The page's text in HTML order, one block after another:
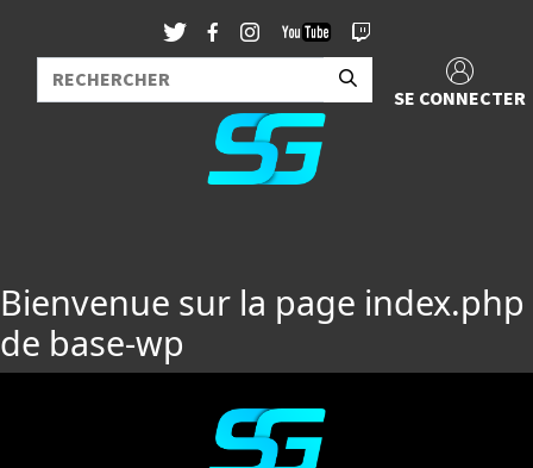
SE CONNECTER
Bienvenue sur la page index.php
de base-wp